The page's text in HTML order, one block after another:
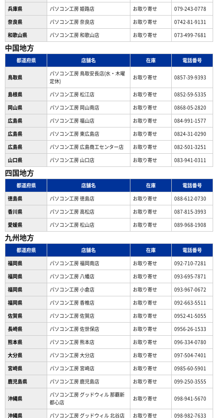
兵庫県
パソコン工房 姫路店 お取り寄せ
079-243-0778
奈良県
パソコン工房 奈良店 お取り寄せ
0742-81-9131
和歌山県
パソコン工房 和歌山店 お取り寄せ 073-499-7681
中国地方
都道府県 店舗名 在庫 電話番号
鳥取県
パソコン工房 鳥取安長店(水・木曜
定休)
お取り寄せ 0857-39-9393
島根県 パソコン工房 松江店 お取り寄せ
0852-59-5335
岡山県
パソコン工房 岡山南店 お取り寄せ
0868-05-2820
広島県
パソコン工房 福山店 お取り寄せ
084-991-1577
広島県
パソコン工房 東広島店 お取り寄せ
0824-31-0290
広島県
パソコン工房 広島商工センター店 お取り寄せ
082-501-3251
山口県
パソコン工房 山口店 お取り寄せ 083-941-0311
四国地方
都道府県 店舗名 在庫
電話番号
徳島県
パソコン工房 徳島店 お取り寄せ
088-612-0730
香川県
パソコン工房 高松店 お取り寄せ
087-815-3993
愛媛県
パソコン工房 松山店 お取り寄せ 089-968-1908
九州地方
都道府県 店舗名 在庫
電話番号
福岡県
パソコン工房 福岡南店 お取り寄せ
092-710-7281
福岡県
パソコン工房 八幡店 お取り寄せ
093-695-7871
福岡県
パソコン工房 小倉店 お取り寄せ
093-967-0672
福岡県
パソコン工房 香椎店 お取り寄せ
092-663-5511
佐賀県
パソコン工房 佐賀店 お取り寄せ
0952-41-5055
長崎県
パソコン工房 佐世保店 お取り寄せ
0956-26-1533
熊本県
パソコン工房 熊本店 お取り寄せ
096-334-0780
大分県
パソコン工房 大分店 お取り寄せ
097-504-7401
宮崎県
パソコン工房 宮崎店 お取り寄せ
0985-60-5901
鹿児島県
パソコン工房 鹿児島店 お取り寄せ 099-250-3555
沖縄県
パソコン工房 グッドウィル 那覇新
都心店
お取り寄せ 098-941-5670
沖縄県 パソコン工房 グッドウィル 北谷店 お取り寄せ 098-982-7633